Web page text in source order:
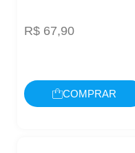
R$ 67,90
COMPRAR